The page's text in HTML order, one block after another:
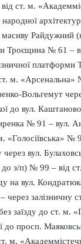
ст. м.
Райдужний
Троєщина № 61 –
м. «Арсенальна»
Вольгемут
до вул.
№ 91 – вул.
«Голосіївська» №
вул.
до з/п) № 99 – від
на вул.
залізничну
заїзду до ст.
до просп.
м.